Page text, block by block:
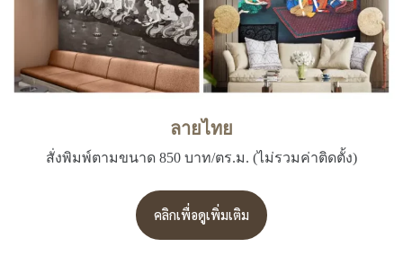
ลายไทย
สั่งพิมพ์ตามขนาด 850 บาท/ตร.ม. (ไม่รวมค่าติดตั้ง)
คลิกเพื่อดูเพิ่มเติม